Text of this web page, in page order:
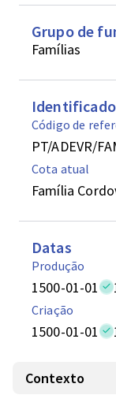
Grupo de
Famílias
Código de
PT/ADEVR/
Cota atual
Família
Datas
Produção
1500-01-01
Criação
1500-01-01
Contexto